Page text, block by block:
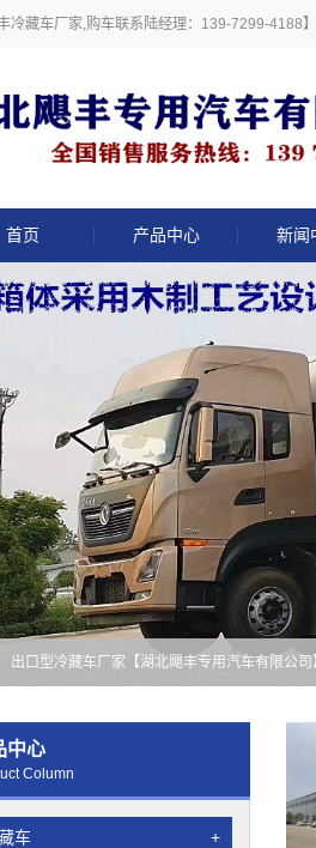
冷藏车厂家,购车联系陆经理：139-7299-4188】
首页 产品中心 新闻
出口型冷藏车厂家【湖北飓丰专用汽车有限公司
中心
Column
车 +